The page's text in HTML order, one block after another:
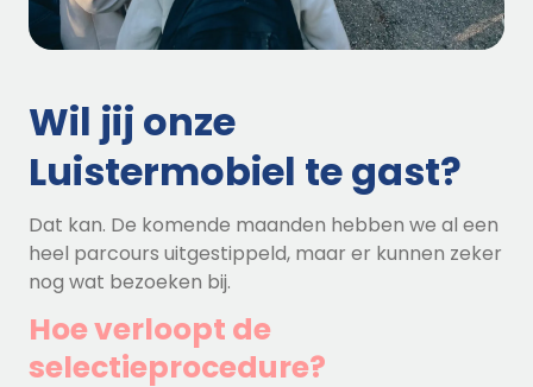
Wil jij onze
Luistermobiel te gast?
Dat kan. De komende maanden hebben we al een
heel parcours uitgestippeld, maar er kunnen zeker
nog wat bezoeken bij.
Hoe verloopt de
selectieprocedure?